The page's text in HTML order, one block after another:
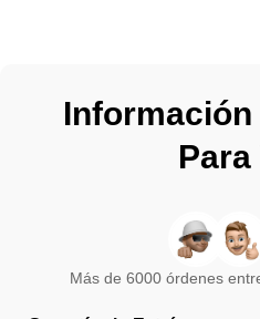
Información
Para
Más de 6000 órdenes